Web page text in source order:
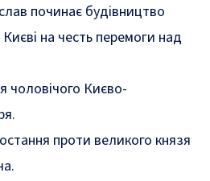
починає будівництво
на честь перемоги над
чоловічого Києво-
проти великого князя